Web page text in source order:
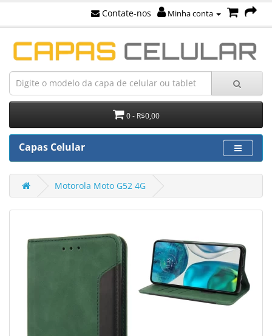
Contate-nos Minha conta
0 - R$0,00
Capas Celular
Motorola Moto G52 4G